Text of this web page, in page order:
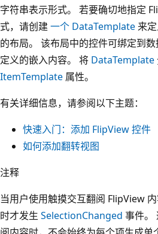
字符串表示形式。 若要确切地指定
式，请创建一个 DataTemplate 来
的布局。 该布局中的控件可绑定到
定义的嵌入内容。 将 DataTemplate
ItemTemplate 属性。
有关详细信息，请参阅以下主题：
快速入门：添加 FlipView 控件
如何添加翻转视图
注释
当用户使用触摸交互翻阅 FlipView
时才发生 SelectionChanged 事件。